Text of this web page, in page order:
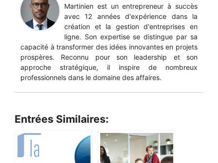
Martinien est un entrepreneur à succès
avec 12 années d'expérience dans la
création et la gestion d'entreprises en
ligne. Son expertise se distingue par sa
capacité à transformer des idées innovantes en projets
prospères. Reconnu pour son leadership et son
approche stratégique, il inspire de nombreux
professionnels dans le domaine des affaires.
Entrées Similaires: